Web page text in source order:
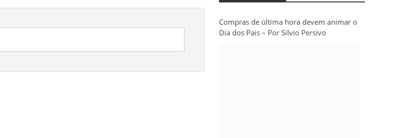
Compras de última hora devem animar o
Dia dos Pais – Por Silvio Persivo